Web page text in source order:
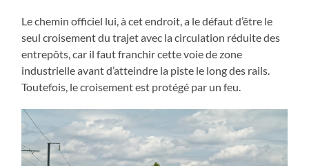
Le chemin officiel lui, à cet endroit, a le défaut d’être le
seul croisement du trajet avec la circulation réduite des
entrepôts, car il faut franchir cette voie de zone
industrielle avant d’atteindre la piste le long des rails.
Toutefois, le croisement est protégé par un feu.